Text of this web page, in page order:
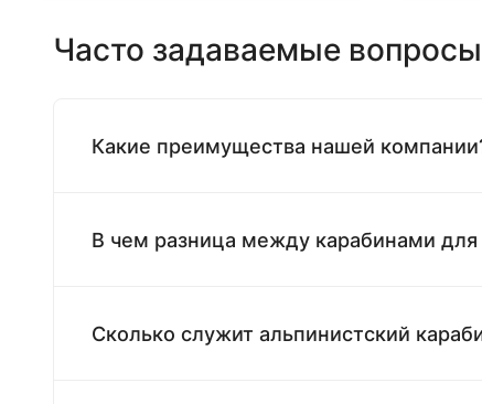
Часто задаваемые вопросы
Какие преимущества нашей
В чем разница между карабинами
Сколько служит альпинистский